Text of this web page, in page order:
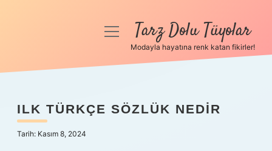
Anasayfa
Yasal Uyarı
menüyüTarz Dolu Tüyolar
Modayla hayatına renk katan fikirler!
ILK TÜRKÇE SÖZLÜK NEDIR
Tarih: Kasım 8, 2024